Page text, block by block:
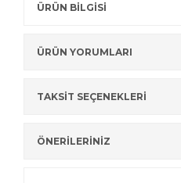
ÜRÜN BİLGİSİ
ÜRÜN YORUMLARI
TAKSİT SEÇENEKLERİ
ÖNERİLERİNİZ